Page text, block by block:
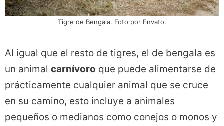
Tigre de Bengala. Foto por Envato.
Al igual que el resto de tigres, el de bengala es
un animal carnívoro que puede alimentarse de
prácticamente cualquier animal que se cruce
en su camino, esto incluye a animales
pequeños o medianos como conejos o monos y